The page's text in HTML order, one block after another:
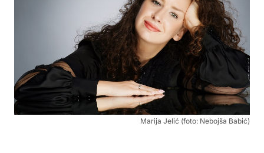
Marija Jelić (foto: Nebojša Babić)